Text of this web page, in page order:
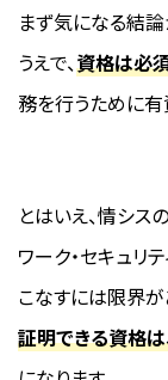
まず気になる結論
うえで、資格は必
務を行うために有
とはいえ、情シス
ワーク・セキュリ
こなすには限界が
証明できる資格